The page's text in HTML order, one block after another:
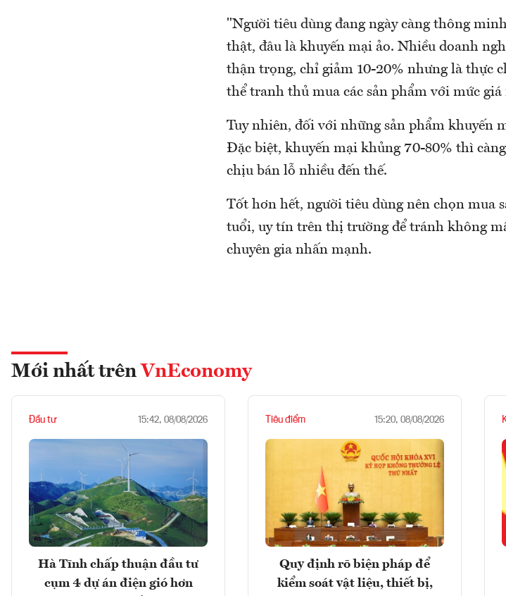
"Người tiêu dùng đang ngày càng thông
thật, đâu là khuyến mại ảo. Nhiều doanh
thận trọng, chỉ giảm 10-20% nhưng là thực
thể tranh thủ mua các sản phẩm với mức giá
Tuy nhiên, đối với những sản phẩm khuyến
Đặc biệt, khuyến mại khủng 70-80% thì
chịu bán lỗ nhiều đến thế.
Tốt hơn hết, người tiêu dùng nên chọn mua
tuổi, uy tín trên thị trường để tránh không
chuyên gia nhấn mạnh.
Mới nhất trên VnEconomy
Đầu tư 15:42, 08/08/2026
Hà Tĩnh chấp thuận đầu tư
cụm 4 dự án điện gió hơn
Tiêu điểm 15:20, 08/08/2026
Quy định rõ biện pháp để
kiểm soát vật liệu, thiết bị,